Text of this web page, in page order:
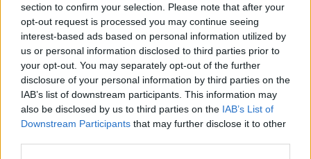
section to confirm your selection. Please note that after your
opt-out request is processed you may continue seeing
interest-based ads based on personal information utilized by
us or personal information disclosed to third parties prior to
your opt-out. You may separately opt-out of the further
disclosure of your personal information by third parties on the
IAB’s list of downstream participants. This information may
also be disclosed by us to third parties on the IAB’s List of
Downstream Participants that may further disclose it to other
As estradas de Portalegre onde o mau tempo derrubou muros
O Município de Portalegre abriu um concurso público, com um